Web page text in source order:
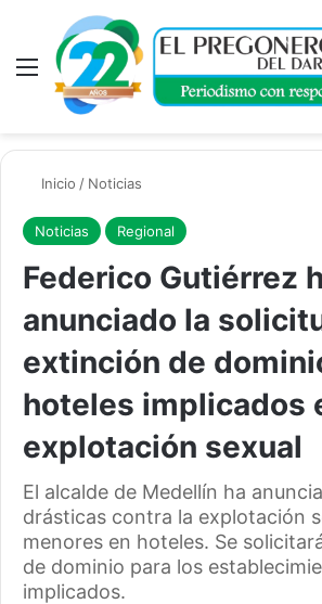
Menú
Inicio / Noticias
Noticias Regional
Federico Gutiérrez
anunciado la
extinción de
hoteles implicados
explotación sexual
El alcalde de Medellín ha
drásticas contra la explotación
menores en hoteles. Se
de dominio para los
implicados.